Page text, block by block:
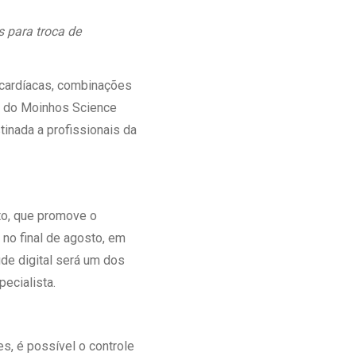
Cabine Telemedicina
Gestão do Cuidado
para troca de
combinações
Moinhos Science
a profissionais da
que promove o
final de agosto, em
digital será um dos
é possível o controle